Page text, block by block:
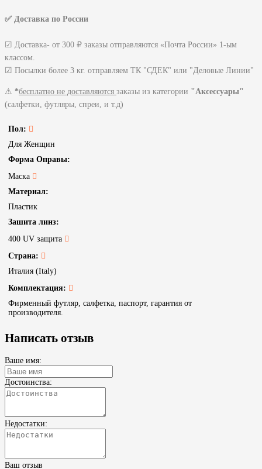
✅ Доставка по России
☑ Доставка- от 300 ₽ заказы отправляются «Почта России» 1-ым
классом.
☑ Посылки более 3 кг. отправляем ТК "СДЕК" или "Деловые Линии"
⚠ *бесплатно не доставляются заказы из категории "Аксессуары"
(салфетки, футляры, спреи, и т.д)
Пол:
Для Женщин
Форма Оправы:
Маска
Материал:
Пластик
Зашита линз:
400 UV защита
Страна:
Италия (Italy)
Комплектация:
Фирменный футляр, салфетка, паспорт, гарантия от
производителя.
Написать отзыв
Ваше имя:
Достоинства:
Недостатки:
Ваш отзыв